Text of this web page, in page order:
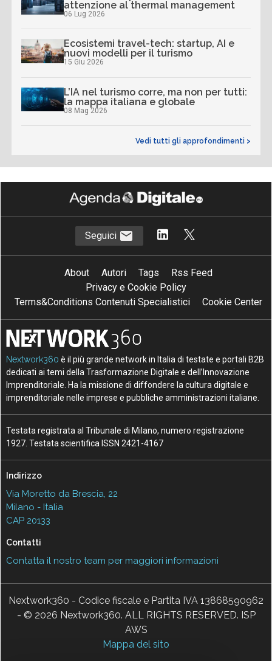
attenzione al thermal management
06 Lug 2026
Ecosistemi travel-tech: startup, AI e
nuovi modelli per il turismo
15 Giu 2026
L’IA nel turismo corre, ma non per tutti:
la mappa italiana e globale
08 Mag 2026
Vedi tutti gli approfondimenti >
Seguici
About Autori Tags
Rss Feed
Privacy e Cookie Policy
Terms&Conditions Contenuti Specialistici
Cookie Center
Nextwork360 è il più grande network in Italia di testate e portali B2B
dedicati ai temi della Trasformazione Digitale e dell’Innovazione
Imprenditoriale. Ha la missione di diffondere la cultura digitale e
imprenditoriale nelle imprese e pubbliche amministrazioni italiane.
Testata registrata al Tribunale di Milano, numero registrazione
1927. Testata scientifica ISSN 2421-4167
Indirizzo
Via Moretto da Brescia, 22
Milano - Italia
CAP 20133
Contatti
Contatta il nostro team per maggiori informazioni
Nextwork360 - Codice fiscale e Partita IVA 13868590962
- © 2026 Nextwork360. ALL RIGHTS RESERVED. ISP
AWS
Mappa del sito